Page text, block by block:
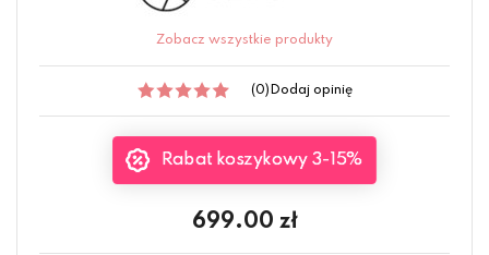
Zobacz wszystkie produkty
(0) Dodaj opinię
Rabat koszykowy 3-15%
699.00 zł